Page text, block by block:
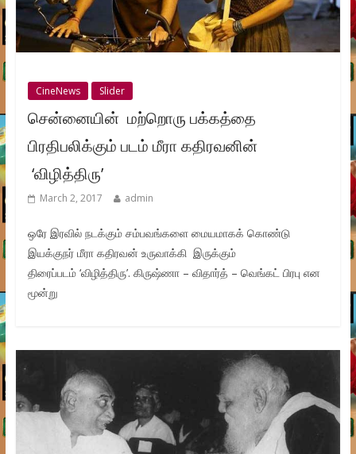
CineNews Slider
சென்னையின் மற்றொரு பக்கத்தை
பிரதிபலிக்கும் படம் மீரா கதிரவனின்
‘விழித்திரு’
March 2, 2017 admin
ஒரே இரவில் நடக்கும் சம்பவங்களை மையமாகக் கொண்டு
இயக்குநர் மீரா கதிரவன் உருவாக்கி இருக்கும்
திரைப்படம் ‘விழித்திரு’. கிருஷ்ணா – விதார்த் – வெங்கட் பிரபு என
மூன்று